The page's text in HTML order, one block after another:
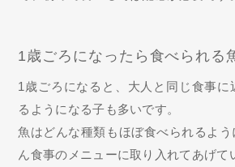
1歳ごろになったら食べられる
1歳ごろになると、大人と同じ食事に
るようになる子も多いです。
魚はどんな種類もほぼ食べられるよ
ん食事のメニューに取り入れてあげて